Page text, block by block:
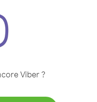
Viber ?